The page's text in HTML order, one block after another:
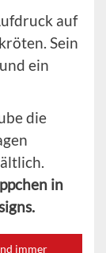
auf
Sein
ein
die
in
immer